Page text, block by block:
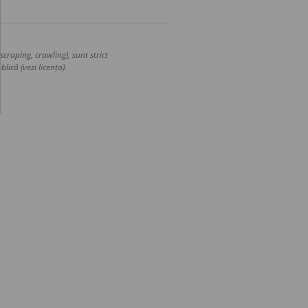
crawling), sunt strict
(vezi licența).